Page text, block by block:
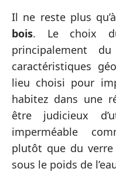
Il ne reste plus
bois. Le choix
principalement
caractéristiques
lieu choisi pour
habitez dans une
être judicieux
imperméable
plutôt que du
sous le poids de